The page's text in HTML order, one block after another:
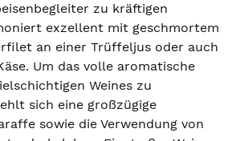
zu kräftigen
exzellent mit geschmortem
an einer Trüffeljus oder auch
Um das volle aromatische
Weines zu
sich eine großzügige
sowie die Verwendung von